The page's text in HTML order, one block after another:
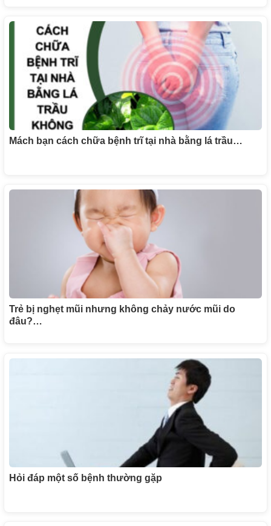
Mách bạn cách chữa bệnh trĩ tại nhà bằng lá trầu…
Trẻ bị nghẹt mũi nhưng không chảy nước mũi do
đâu?…
Hỏi đáp một số bệnh thường gặp